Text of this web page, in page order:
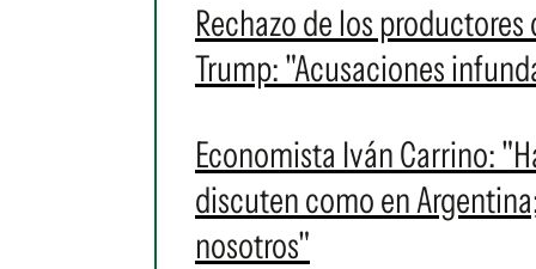
Rechazo de los
Trump: "Acusaciones
Economista Iván Carrino:
discuten como en
nosotros"